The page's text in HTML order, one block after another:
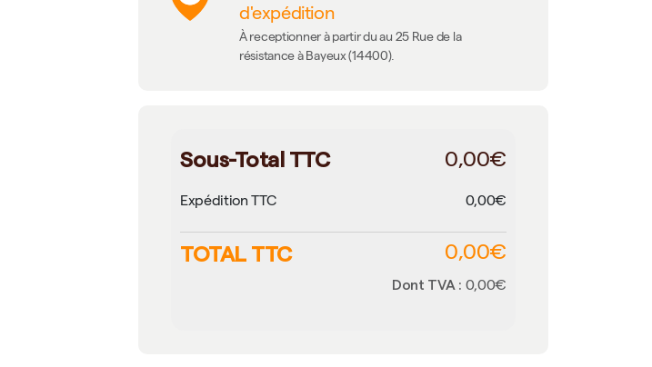
d'expédition
À receptionner à partir du au 25 Rue de la
résistance à Bayeux (14400).
Sous-Total TTC 0,00€
Expédition TTC 0,00€
TOTAL TTC 0,00€
Dont TVA : 0,00€